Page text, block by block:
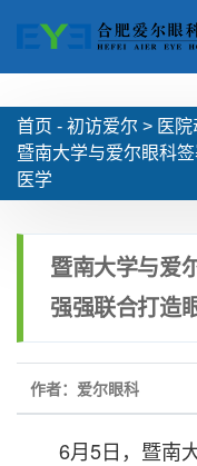
首页 - 初访爱尔 > 医
暨南大学与爱尔眼科
医学
暨南大学与爱
强强联合打造
作者：爱尔眼科
6月5日，暨南